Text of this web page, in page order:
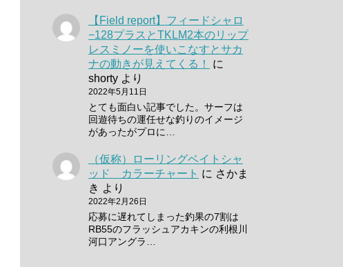
【Field report】フィードシャロ
−128プラスとTKLM2本のリップ
レスミノーを使いこなすとサカ
ナの動きが見えてくる！
に
shorty より
2022年5月11日
とても面白い記事でした。サーフは
回遊待ちの運任せな釣りのイメージ
があったがプロに…
（仮称）ローリングベイトシャ
ッド カラーチャート に さかま
き より
2022年2月26日
応募に遅れてしまった釣果の7割は
RB55のフラッシュアカキンの利根川
河口アングラ…